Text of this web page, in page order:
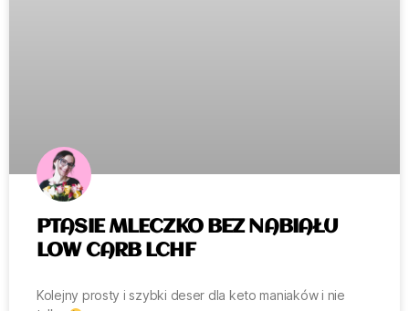
PTASIE MLECZKO BEZ NABIAŁU
LOW CARB LCHF
Kolejny prosty i szybki deser dla keto maniaków i nie